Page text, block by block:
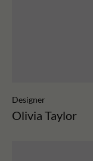
Designer
Olivia Taylor